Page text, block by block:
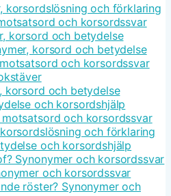
korsordslösning och förklaring
och korsordssvar
korsord och betydelse
korsord och betydelse
och korsordssvar
korsord och betydelse
och korsordshjälp
motsatsord och korsordssvar
och förklaring
och korsordshjälp
Synonymer och korsordssvar
och korsordssvar
röster? Synonymer och